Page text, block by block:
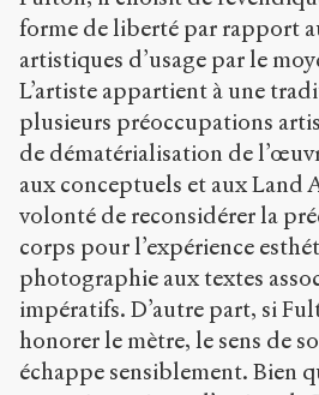
forme de liberté par rapport
artistiques d’usage par le
L’artiste appartient à une
plusieurs préoccupations
de dématérialisation de
aux conceptuels et aux Land
volonté de reconsidérer la
corps pour l’expérience
photographie aux textes
impératifs. D’autre part, si
honorer le mètre, le sens de
échappe sensiblement. Bien